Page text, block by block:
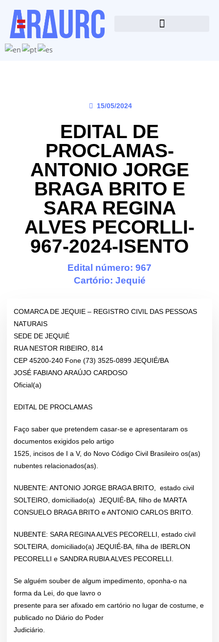
15/05/2024
EDITAL DE
PROCLAMAS-
ANTONIO JORGE
BRAGA BRITO E
SARA REGINA
ALVES PECORLLI-
967-2024-ISENTO
Edital número: 967
Cartório: Jequié
COMARCA DE JEQUIE – REGISTRO CIVIL DAS PESSOAS
NATURAIS
SEDE DE JEQUIÉ
RUA NESTOR RIBEIRO, 814
CEP 45200-240 Fone (73) 3525-0899 JEQUIÉ/BA
JOSÉ FABIANO ARAÚJO CARDOSO
Oficial(a)
EDITAL DE PROCLAMAS
Faço saber que pretendem casar-se e apresentaram os
documentos exigidos pelo artigo
1525, incisos de I a V, do Novo Código Civil Brasileiro os(as)
nubentes relacionados(as).
NUBENTE: ANTONIO JORGE BRAGA BRITO, estado civil
SOLTEIRO, domiciliado(a) JEQUIÉ-BA, filho de MARTA
CONSUELO BRAGA BRITO e ANTONIO CARLOS BRITO.
NUBENTE: SARA REGINA ALVES PECORELLI, estado civil
SOLTEIRA, domiciliado(a) JEQUIÉ-BA, filha de IBERLON
PECORELLI e SANDRA RUBIA ALVES PECORELLI.
Se alguém souber de algum impedimento, oponha-o na
forma da Lei, do que lavro o
presente para ser afixado em cartório no lugar de costume, e
publicado no Diário do Poder
Judiciário.